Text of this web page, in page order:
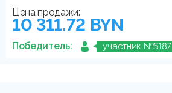
Цена продажи:
10 311.72 BYN
Победитель: участник №5187